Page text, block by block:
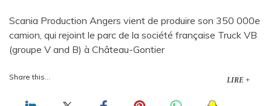
Scania Production Angers vient de produire son 350 000e
camion, qui rejoint le parc de la société française Truck VB
(groupe V and B) à Château-Gontier
Share this... LIRE +